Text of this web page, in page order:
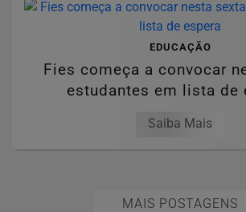
EDUCAÇÃO
Fies começa a convocar
estudantes em lista de
Saiba Mais
MAIS POSTAGENS